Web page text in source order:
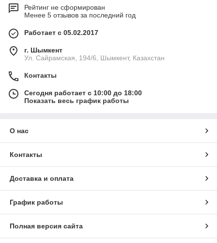
Рейтинг не сформирован
Менее 5 отзывов за последний год
Работает с 05.02.2017
г. Шымкент
Ул. Сайрамская, 194/6, Шымкент, Казахстан
Контакты
Сегодня работает с 10:00 до 18:00
Показать весь график работы
О нас
Контакты
Доставка и оплата
График работы
Полная версия сайта